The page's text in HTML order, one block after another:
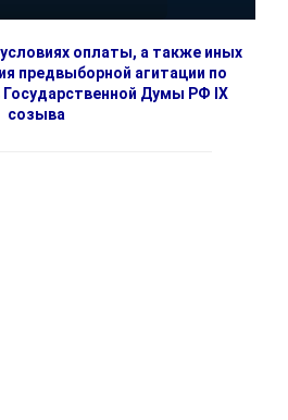
оплаты, а также иных
предвыборной агитации по
Думы РФ IX
созыва